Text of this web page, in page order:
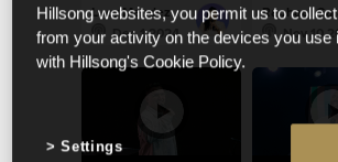
Lucy Mendez
Dec 1 2024
Nov 10
Hillsong websites, you permit us to
from your activity on the devices you use
with Hillsong's Cookie Policy.
Settings